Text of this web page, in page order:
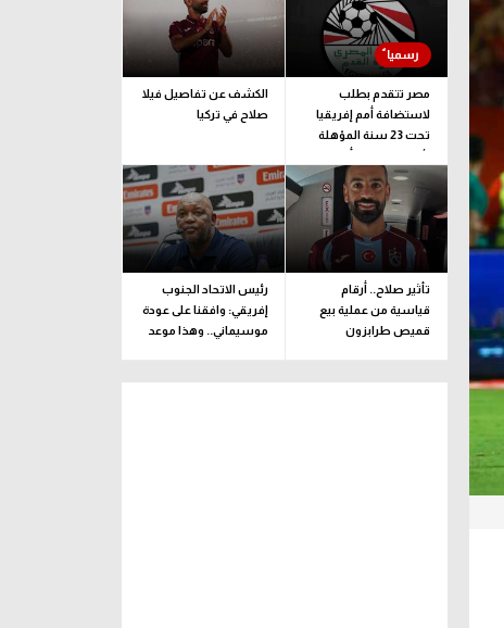
مصر تتقدم بطلب
لاستضافة أمم إفريقيا
تحت 23 سنة المؤهلة
لأولمبياد لوس أنجلوس
الكشف عن تفاصيل فيلا
صلاح في تركيا
تأثير صلاح.. أرقام
قياسية من عملية بيع
قميص طرابزون
رئيس الاتحاد الجنوب
إفريقي: وافقنا على عودة
موسيماني.. وهذا موعد